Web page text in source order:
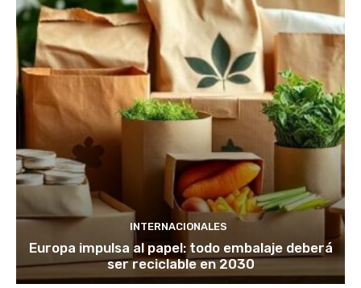
INTERNACIONALES
Europa impulsa al papel: todo embalaje deberá
ser reciclable en 2030